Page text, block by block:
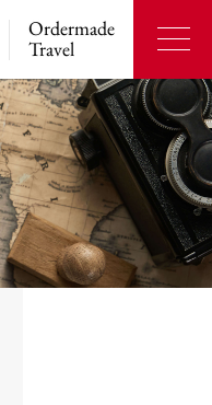
Ordermade
Travel